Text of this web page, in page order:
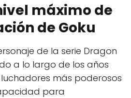
máximo de
de Goku
de la serie Dragon
a lo largo de los años
más poderosos
para